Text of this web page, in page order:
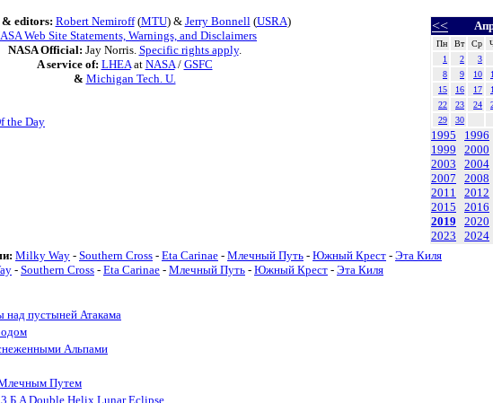
<<
Пн Вт Ср
1
2 3
8
9 10
15
16 17
22
23 24
29
30
1995 1996
1999
2000
2003
2004
2007
2008
2011
2012
2015
2016
2019
2020
2023
2024
editors: Robert Nemiroff(MTU) & Jerry Bonnell(USRA)
Web Site Statements, Warnings, and Disclaimers
NASA Official: Jay Norris. Specific rights apply.
A service of: LHEAat NASA/ GSFC
& Michigan Tech. U.
the Day
Milky Way - Southern Cross - Eta Carinae - Млечный Путь - Южный Крест - Эта Киля
- Southern Cross - Eta Carinae - Млечный Путь - Южный Крест - Эта Киля
над пустыней Атакама
Альпами
Путем
Б A Double Helix Lunar Eclipse